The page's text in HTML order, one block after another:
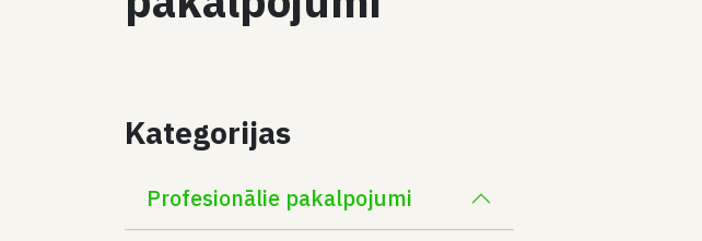
Kategorijas
Profesionālie pakalpojumi